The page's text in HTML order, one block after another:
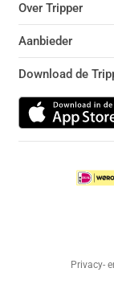
Over Tripper
Aanbieder
Download de
Privacy-